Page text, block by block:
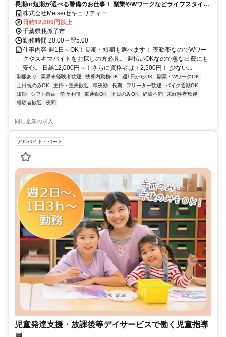
長期or短期が選べる警備のお仕事！ 副業やWワークなどライフスタイル
にあった働き方でOK！
株式会社Meiseiセキュリティー
日給12,000円以上
千葉県我孫子市
勤務時間 20:00～翌5:00
仕事内容 週1日～OK！長期・短期も選べます！ 夜勤帯なのでWワー
クやスキマバイトをお探しの方必見。 週払いOKなので急な出費にも
安心。 日給12,000円～！さらに資格者は＋2,500円！ 少ない...
制服あり 業界未経験者歓迎 扶養内勤務OK 週1日からOK
副業・WワークOK
土日祝のみOK
主婦・主夫歓迎 準夜勤 長期 フリーター歓迎
バイク通勤OK
短期
シフト自由 学歴不問 車通勤OK 平日のみOK 経験不問
未経験者歓迎
経験者歓迎
夜間
同じ企業の求人
アルバイト・パート
児童発達支援・放課後等デイサービスで働く児童指導